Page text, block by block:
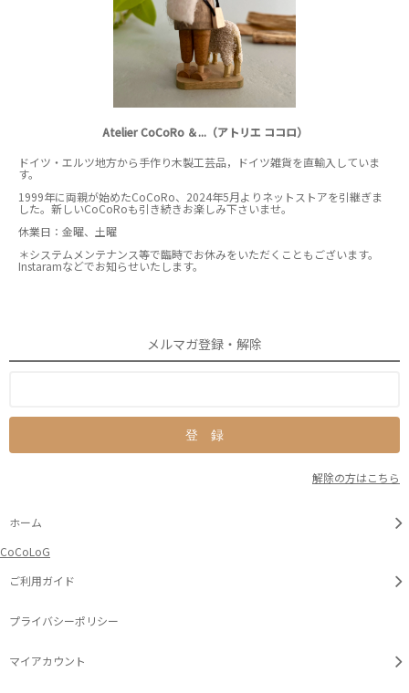
Atelier CoCoRo ＆...（アトリエ ココロ）
ドイツ・エルツ地方から手作り木製工芸品，ドイツ雑貨を直輸入していま
す。
1999年に両親が始めたCoCoRo、2024年5月よりネットストアを引継ぎま
した。新しいCoCoRoも引き続きお楽しみ下さいませ。
休業日：金曜、土曜
＊システムメンテナンス等で臨時でお休みをいただくこともございます。
Instaramなどでお知らせいたします。
メルマガ登録・解除
解除の方はこちら
ホーム
CoCoLoG
ご利用ガイド
プライバシーポリシー
マイアカウント